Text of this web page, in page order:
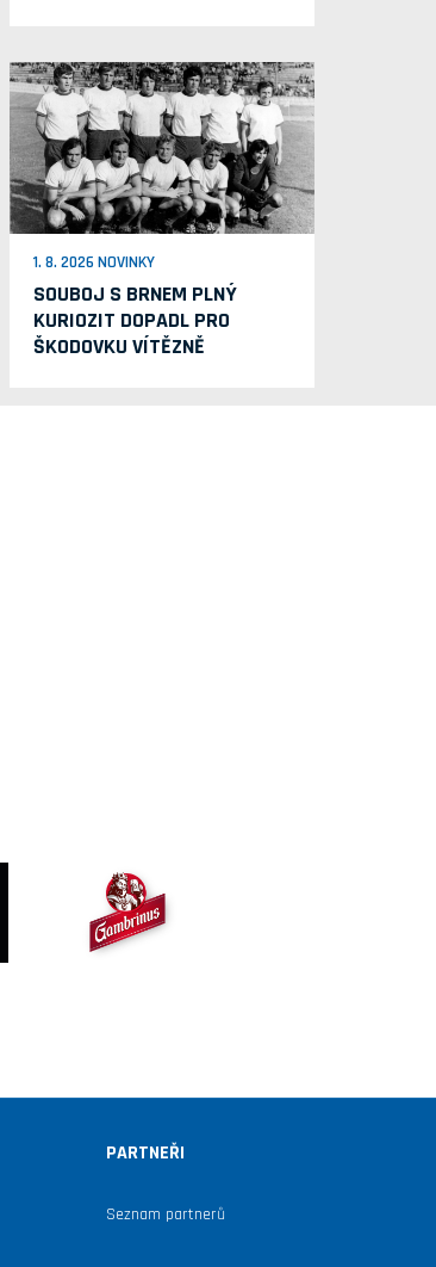
1. 8. 2026 NOVINKY
SOUBOJ S BRNEM PLNÝ
KURIOZIT DOPADL PRO
ŠKODOVKU VÍTĚZNĚ
PARTNEŘI
Seznam partnerů